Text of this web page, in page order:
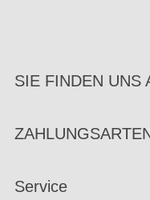
SIE FINDEN UNS
Service